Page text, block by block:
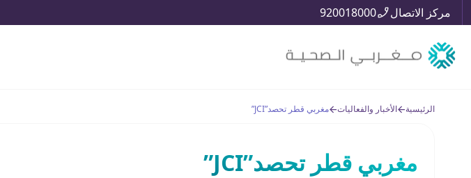
مركز الاتصال 920018000
الرئيسية الأخبار والفعاليات مغربي قطر تحصد”JCI”
مغربي قطر تحصد”JCI”